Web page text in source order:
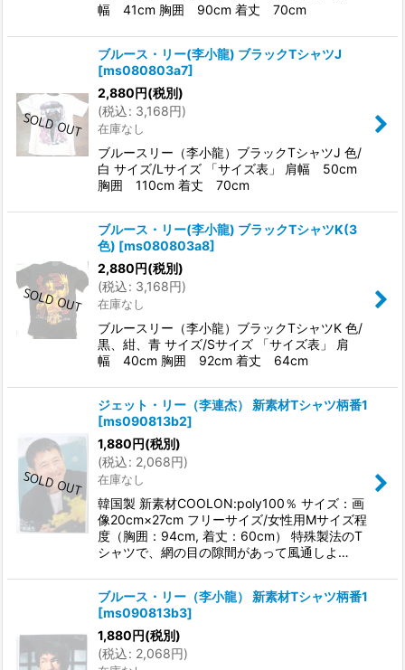
幅 41cm 胸囲 90cm 着丈 70cm
ブルース・リー(李小龍) ブラックTシャツJ
[ms080803a7]
2,880円(税別)
(税込: 3,168円)
在庫なし
ブルースリー（李小龍）ブラックTシャツJ 色/
白 サイズ/Lサイズ 「サイズ表」 肩幅 50cm
胸囲 110cm 着丈 70cm
ブルース・リー(李小龍) ブラックTシャツK(3
色) [ms080803a8]
2,880円(税別)
(税込: 3,168円)
在庫なし
ブルースリー（李小龍）ブラックTシャツK 色/
黒、紺、青 サイズ/Sサイズ 「サイズ表」 肩
幅 40cm 胸囲 92cm 着丈 64cm
ジェット・リー（李連杰） 新素材Tシャツ柄番1
[ms090813b2]
1,880円(税別)
(税込: 2,068円)
在庫なし
韓国製 新素材COOLON:poly100％ サイズ：画
像20cm×27cm フリーサイズ/女性用Mサイズ程
度（胸囲：94cm, 着丈：60cm） 特殊製法のT
シャツで、網の目の隙間があって風通しよ…
ブルース・リー（李小龍） 新素材Tシャツ柄番1
[ms090813b3]
1,880円(税別)
(税込: 2,068円)